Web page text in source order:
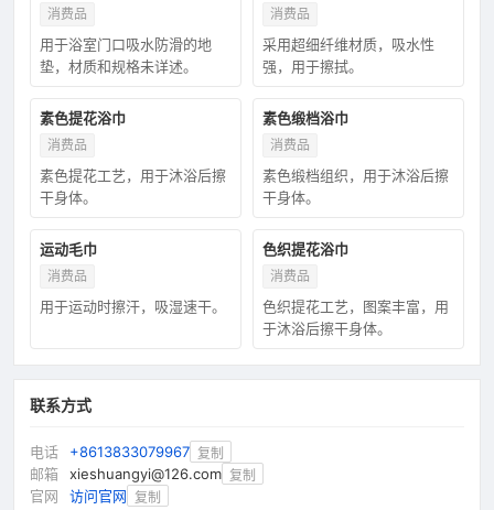
消费品
用于浴室门口吸水防滑的地
垫，材质和规格未详述。
消费品
采用超细纤维材质，吸水性
强，用于擦拭。
素色提花浴巾
消费品
素色提花工艺，用于沐浴后擦
干身体。
素色缎档浴巾
消费品
素色缎档组织，用于沐浴后擦
干身体。
运动毛巾
消费品
用于运动时擦汗，吸湿速干。
色织提花浴巾
消费品
色织提花工艺，图案丰富，用
于沐浴后擦干身体。
联系方式
电话 +8613833079967 复制
邮箱 xieshuangyi@126.com 复制
官网 访问官网 复制